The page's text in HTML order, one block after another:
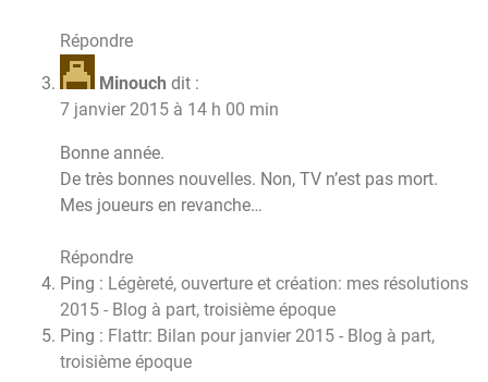
Répondre
Minouch dit :
7 janvier 2015 à 14 h 00 min
Bonne année.
De très bonnes nouvelles. Non, TV n’est pas mort.
Mes joueurs en revanche…
Répondre
Ping : Légèreté, ouverture et création: mes résolutions
2015 - Blog à part, troisième époque
Ping : Flattr: Bilan pour janvier 2015 - Blog à part,
troisième époque